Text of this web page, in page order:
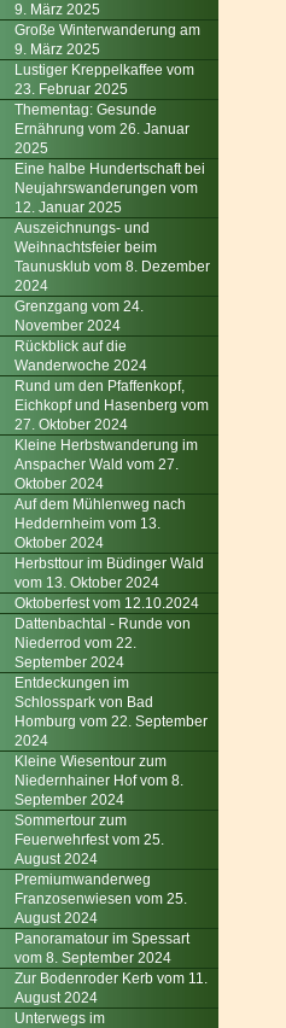
9. März 2025
Große Winterwanderung am
9. März 2025
Lustiger Kreppelkaffee vom
23. Februar 2025
Thementag: Gesunde
Ernährung vom 26. Januar
2025
Eine halbe Hundertschaft bei
Neujahrswanderungen vom
12. Januar 2025
Auszeichnungs- und
Weihnachtsfeier beim
Taunusklub vom 8. Dezember
2024
Grenzgang vom 24.
November 2024
Rückblick auf die
Wanderwoche 2024
Rund um den Pfaffenkopf,
Eichkopf und Hasenberg vom
27. Oktober 2024
Kleine Herbstwanderung im
Anspacher Wald vom 27.
Oktober 2024
Auf dem Mühlenweg nach
Heddernheim vom 13.
Oktober 2024
Herbsttour im Büdinger Wald
vom 13. Oktober 2024
Oktoberfest vom 12.10.2024
Dattenbachtal - Runde von
Niederrod vom 22.
September 2024
Entdeckungen im
Schlosspark von Bad
Homburg vom 22. September
2024
Kleine Wiesentour zum
Niedernhainer Hof vom 8.
September 2024
Sommertour zum
Feuerwehrfest vom 25.
August 2024
Premiumwanderweg
Franzosenwiesen vom 25.
August 2024
Panoramatour im Spessart
vom 8. September 2024
Zur Bodenroder Kerb vom 11.
August 2024
Unterwegs im